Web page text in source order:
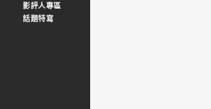
影評人專區
話題特寫